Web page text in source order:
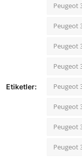
Etiketler:
Peugeot
Peugeot
Peugeot
Peugeot
Peugeot
Peugeot
Peugeot
Peugeot